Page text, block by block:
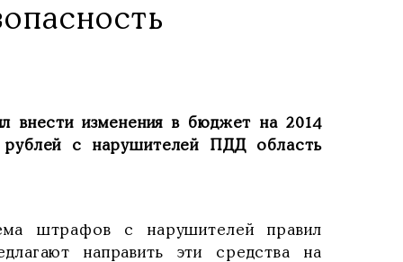
внести изменения в бюджет на 2014
рублей с нарушителей ПДД область
штрафов с нарушителей правил
направить эти средства на